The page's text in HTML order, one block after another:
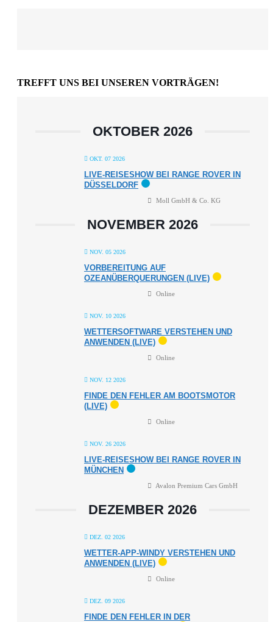
TREFFT UNS BEI UNSEREN VORTRÄGEN!
OKTOBER 2026
OKT. 07 2026
LIVE-REISESHOW BEI RANGE ROVER IN
DÜSSELDORF
Moll GmbH & Co. KG
NOVEMBER 2026
NOV. 05 2026
VORBEREITUNG AUF
OZEANÜBERQUERUNGEN (LIVE)
Online
NOV. 10 2026
WETTERSOFTWARE VERSTEHEN UND
ANWENDEN (LIVE)
Online
NOV. 12 2026
FINDE DEN FEHLER AM BOOTSMOTOR
(LIVE)
Online
NOV. 26 2026
LIVE-REISESHOW BEI RANGE ROVER IN
MÜNCHEN
Avalon Premium Cars GmbH
DEZEMBER 2026
DEZ. 02 2026
WETTER-APP-WINDY VERSTEHEN UND
ANWENDEN (LIVE)
Online
DEZ. 09 2026
FINDE DEN FEHLER IN DER